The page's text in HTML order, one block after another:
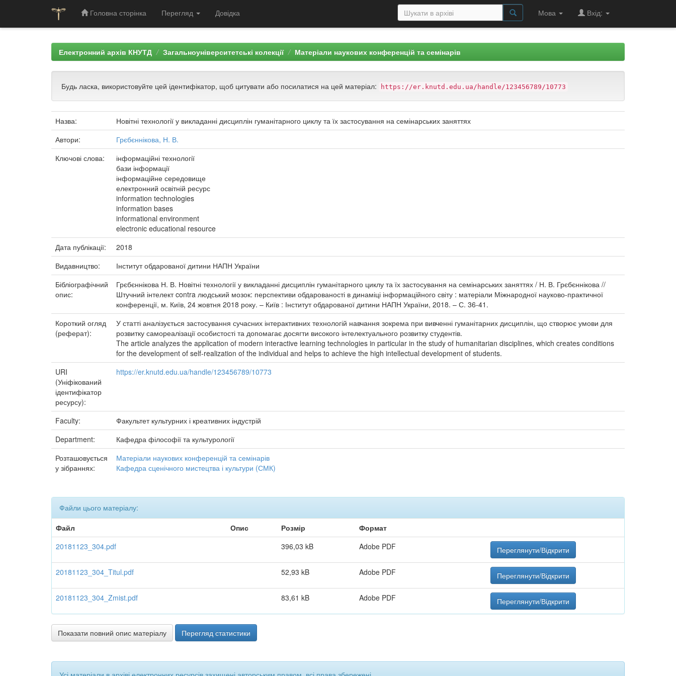
Головна сторінка Перегляд Довідка Мова Вхід:
Електронний архів КНУТД Загальноуніверситетські колекції Матеріали наукових конференцій та семінарів
Будь ласка, використовуйте цей ідентифікатор, щоб цитувати або посилатися на цей матеріал: https://er.knutd.edu.ua/handle/123456789/10773
Назва:
Новітні технології у викладанні дисциплін гуманітарного циклу та їх застосування на семінарських заняттях
Автори:
Грєбєннікова, Н. В.
Ключові слова:
інформаційні технології
бази інформації
інформаційне середовище
електронний освітній ресурс
information technologies
information bases
informational environment
electronic educational resource
Дата публікації:
2018
Видавництво:
Інститут обдарованої дитини НАПН України
Бібліографічний
опис:
Грєбєннікова Н. В. Новітні технології у викладанні дисциплін гуманітарного циклу та їх застосування на семінарських заняттях / Н. В. Грєбєннікова //
Штучний інтелект contra людський мозок: перспективи обдарованості в динаміці інформаційного світу : матеріали Міжнародної науково-практичної
конференції, м. Київ, 24 жовтня 2018 року. – Київ : Інститут обдарованої дитини НАПН України, 2018. – С. 36-41.
Короткий огляд
(реферат):
У статті аналізується застосування сучасних інтерактивних технологій навчання зокрема при вивченні гуманітарних дисциплін, що створює умови для
розвитку самореалізації особистості та допомагає досягти високого інтелектуального розвитку студентів.
The article analyzes the application of modern interactive learning technologies in particular in the study of humanitarian disciplines, which creates conditions
for the development of self-realization of the individual and helps to achieve the high intellectual development of students.
URI
(Уніфікований
ідентифікатор
ресурсу):
https://er.knutd.edu.ua/handle/123456789/10773
Faculty:
Факультет культурних і креативних індустрій
Department:
Кафедра філософії та культурології
Розташовується
у зібраннях:
Матеріали наукових конференцій та семінарів
Кафедра сценічного мистецтва і культури (СМК)
Файли цього матеріалу:
Файл
Опис Розмір
Формат
20181123_304.pdf
396,03 kB Adobe PDF Переглянути/Відкрити
20181123_304_Titul.pdf 52,93 kB Adobe PDF Переглянути/Відкрити
20181123_304_Zmist.pdf 83,61 kB Adobe PDF Переглянути/Відкрити
Показати повний опис матеріалу Перегляд статистики